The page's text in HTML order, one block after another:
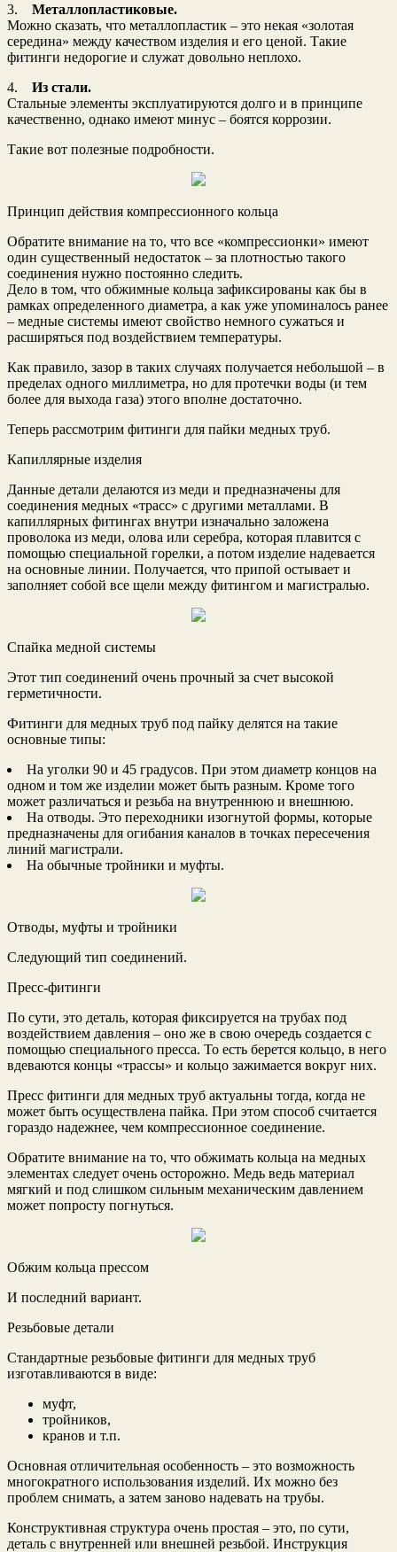
3. Металлопластиковые.
Можно сказать, что металлопластик – это некая «золотая
середина» между качеством изделия и его ценой. Такие
фитинги недорогие и служат довольно неплохо.
4. Из стали.
Стальные элементы эксплуатируются долго и в принципе
качественно, однако имеют минус – боятся коррозии.
Такие вот полезные подробности.
Принцип действия компрессионного кольца
Обратите внимание на то, что все «компрессионки» имеют
один существенный недостаток – за плотностью такого
соединения нужно постоянно следить.
Дело в том, что обжимные кольца зафиксированы как бы в
рамках определенного диаметра, а как уже упоминалось ранее
– медные системы имеют свойство немного сужаться и
расширяться под воздействием температуры.
Как правило, зазор в таких случаях получается небольшой – в
пределах одного миллиметра, но для протечки воды (и тем
более для выхода газа) этого вполне достаточно.
Теперь рассмотрим фитинги для пайки медных труб.
Капиллярные изделия
Данные детали делаются из меди и предназначены для
соединения медных «трасс» с другими металлами. В
капиллярных фитингах внутри изначально заложена
проволока из меди, олова или серебра, которая плавится с
помощью специальной горелки, а потом изделие надевается
на основные линии. Получается, что припой остывает и
заполняет собой все щели между фитингом и магистралью.
Спайка медной системы
Этот тип соединений очень прочный за счет высокой
герметичности.
Фитинги для медных труб под пайку делятся на такие
основные типы:
На уголки 90 и 45 градусов. При этом диаметр концов на
одном и том же изделии может быть разным. Кроме того
может различаться и резьба на внутреннюю и внешнюю.
На отводы. Это переходники изогнутой формы, которые
предназначены для огибания каналов в точках пересечения
линий магистрали.
На обычные тройники и муфты.
Отводы, муфты и тройники
Следующий тип соединений.
Пресс-фитинги
По сути, это деталь, которая фиксируется на трубах под
воздействием давления – оно же в свою очередь создается с
помощью специального пресса. То есть берется кольцо, в него
вдеваются концы «трассы» и кольцо зажимается вокруг них.
Пресс фитинги для медных труб актуальны тогда, когда не
может быть осуществлена пайка. При этом способ считается
гораздо надежнее, чем компрессионное соединение.
Обратите внимание на то, что обжимать кольца на медных
элементах следует очень осторожно. Медь ведь материал
мягкий и под слишком сильным механическим давлением
может попросту погнуться.
Обжим кольца прессом
И последний вариант.
Резьбовые детали
Стандартные резьбовые фитинги для медных труб
изготавливаются в виде:
муфт,
тройников,
кранов и т.п.
Основная отличительная особенность – это возможность
многократного использования изделий. Их можно без
проблем снимать, а затем заново надевать на трубы.
Конструктивная структура очень простая – это, по сути,
деталь с внутренней или внешней резьбой. Инструкция